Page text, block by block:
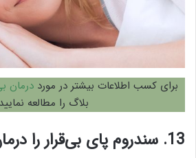
برای کسب اطلاعات بیشتر در مورددرمان
بلاگ را مطالعه
13. سندروم پای بی‌قرار را درمان می‌کند